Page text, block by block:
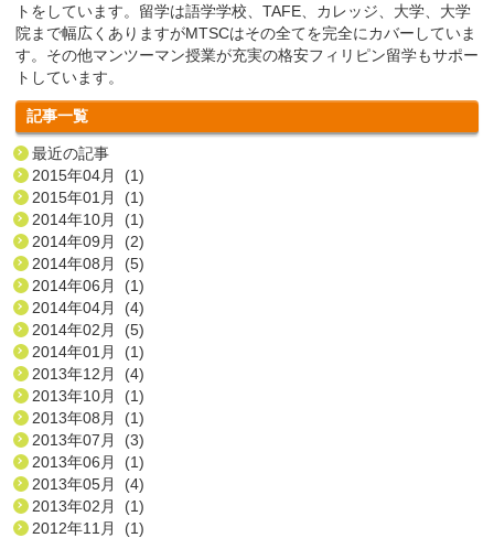
トをしています。留学は語学学校、TAFE、カレッジ、大学、大学
院まで幅広くありますがMTSCはその全てを完全にカバーしていま
す。その他マンツーマン授業が充実の格安フィリピン留学もサポー
トしています。
記事一覧
最近の記事
2015年04月 (1)
2015年01月 (1)
2014年10月 (1)
2014年09月 (2)
2014年08月 (5)
2014年06月 (1)
2014年04月 (4)
2014年02月 (5)
2014年01月 (1)
2013年12月 (4)
2013年10月 (1)
2013年08月 (1)
2013年07月 (3)
2013年06月 (1)
2013年05月 (4)
2013年02月 (1)
2012年11月 (1)